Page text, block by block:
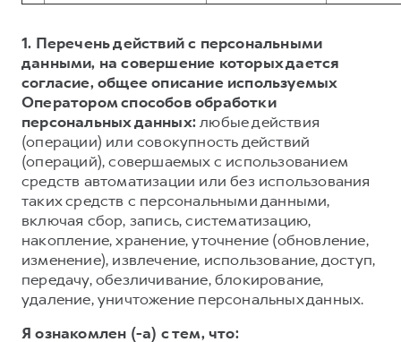
1. Перечень действий с персональными
данными, на совершение которых дается
согласие, общее описание используемых
Оператором способов обработки
персональных данных:любые действия
(операции) или совокупность действий
(операций), совершаемых с использованием
средств автоматизации или без использования
таких средств с персональными данными,
включая сбор, запись, систематизацию,
накопление, хранение, уточнение (обновление,
изменение), извлечение, использование, доступ,
передачу, обезличивание, блокирование,
удаление, уничтожение персональных данных.
Я ознакомлен (-а) с тем, что: